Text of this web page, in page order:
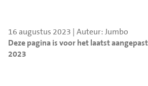
16 augustus 2023 | Auteur: Jumbo
Deze pagina is voor het laatst
2023